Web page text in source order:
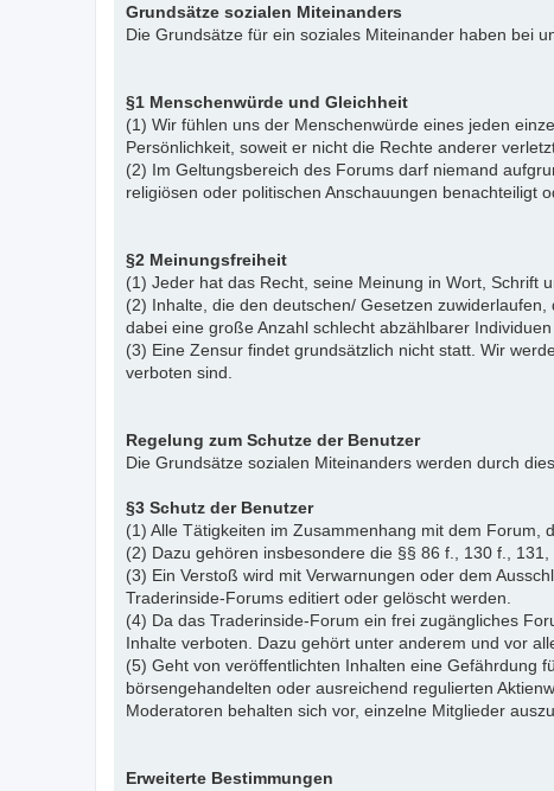
Grundsätze sozialen Miteinanders
Die Grundsätze für ein soziales Miteinander haben bei
§1 Menschenwürde und Gleichheit
(1) Wir fühlen uns der Menschenwürde eines jeden
Persönlichkeit, soweit er nicht die Rechte anderer
(2) Im Geltungsbereich des Forums darf niemand
religiösen oder politischen Anschauungen benachteiligt
§2 Meinungsfreiheit
(1) Jeder hat das Recht, seine Meinung in Wort, Schrift
(2) Inhalte, die den deutschen/ Gesetzen
dabei eine große Anzahl schlecht abzählbarer
(3) Eine Zensur findet grundsätzlich nicht statt. Wir
verboten sind.
Regelung zum Schutze der Benutzer
Die Grundsätze sozialen Miteinanders werden durch
§3 Schutz der Benutzer
(1) Alle Tätigkeiten im Zusammenhang mit dem Forum,
(2) Dazu gehören insbesondere die §§ 86 f., 130 f.,
(3) Ein Verstoß wird mit Verwarnungen oder dem
Traderinside-Forums editiert oder gelöscht werden.
(4) Da das Traderinside-Forum ein frei zugängliches
Inhalte verboten. Dazu gehört unter anderem und vor
(5) Geht von veröffentlichten Inhalten eine Gefährdung
börsengehandelten oder ausreichend regulierten
Moderatoren behalten sich vor, einzelne Mitglieder
Erweiterte Bestimmungen